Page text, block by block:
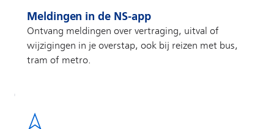
Meldingen in de NS-app
Ontvang meldingen over vertraging, uitval of
wijzigingen in je overstap, ook bij reizen met bus,
tram of metro.